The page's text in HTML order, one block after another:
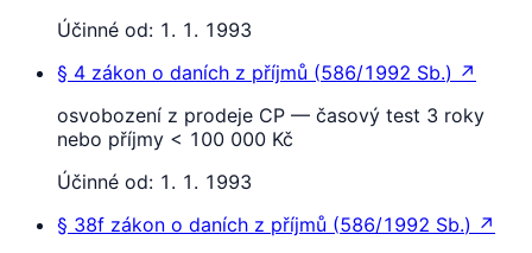
Účinné od: 1. 1. 1993
§ 4 zákon o daních z příjmů (586/1992 Sb.) ↗
osvobození z prodeje CP — časový test 3 roky
nebo příjmy < 100 000 Kč
Účinné od: 1. 1. 1993
§ 38f zákon o daních z příjmů (586/1992 Sb.) ↗